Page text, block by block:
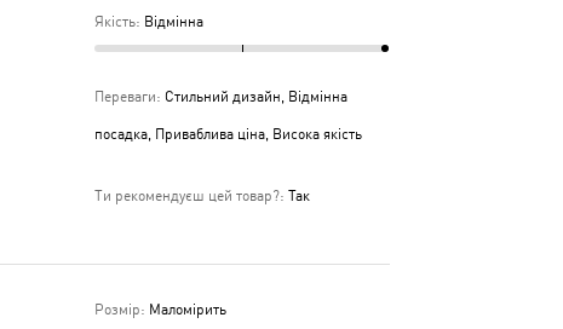
Якість: Відмінна
Переваги: Стильний дизайн, Відмінна
посадка, Приваблива ціна, Висока якість
Ти рекомендуєш цей товар?: Так
Розмір: Маломірить